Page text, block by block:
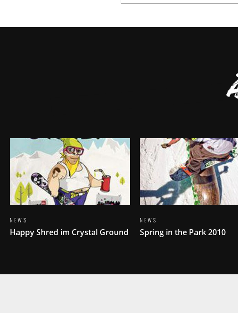
NEWS
Happy Shred im Crystal Ground
NEWS
Spring in the Park 2010